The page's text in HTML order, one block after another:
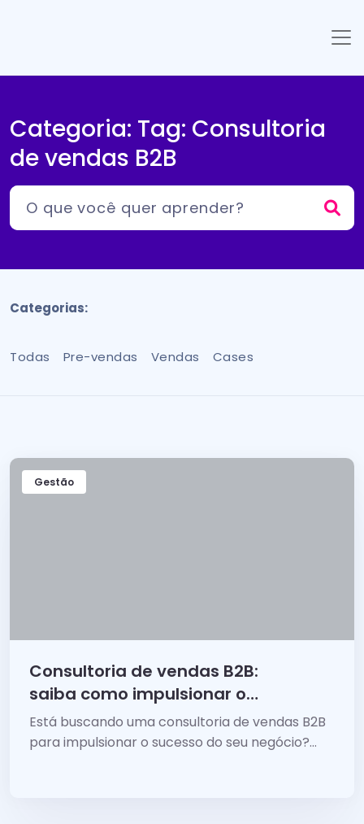
Categoria: Tag: Consultoria
de vendas B2B
Categorias:
Todas Pre-vendas Vendas Cases
Gestão
Consultoria de vendas B2B:
saiba como impulsionar o
sucesso do seu negócio
Está buscando uma consultoria de vendas B2B
para impulsionar o sucesso do seu negócio?